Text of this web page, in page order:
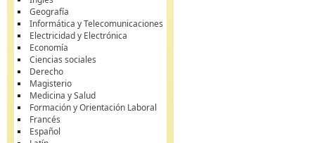
Geografía
Informática y Telecomunicaciones
Electricidad y Electrónica
Economía
Ciencias sociales
Derecho
Magisterio
Medicina y Salud
Formación y Orientación Laboral
Francés
Español